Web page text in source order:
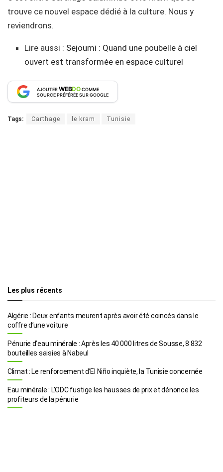
trouve ce nouvel espace dédié à la culture. Nous y
reviendrons.
Lire aussi : Sejoumi : Quand une poubelle à ciel
ouvert est transformée en espace culturel
AJOUTERWEBDOCOMME
SOURCE PRÉFÉRÉE SUR GOOGLE
Tags: Carthage le kram Tunisie
Les plus récents
Algérie : Deux enfants meurent après avoir été coincés dans le
coffre d’une voiture
Pénurie d’eau minérale : Après les 40 000 litres de Sousse, 8 832
bouteilles saisies à Nabeul
Climat : Le renforcement d’El Niño inquiète, la Tunisie concernée
Eau minérale : L’ODC fustige les hausses de prix et dénonce les
profiteurs de la pénurie